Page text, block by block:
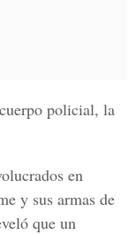
policial, la
en
y sus armas de
que un